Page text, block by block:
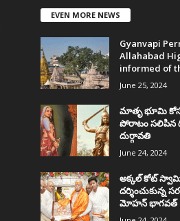
EVEN MORE NEWS
Gyanvapi
Allahabad
informed of
June 25, 2024
మాతృ భూమి
పోరాటం సలిపిన
దుర్గావతి
June 24, 2024
అక్కల్‌ కోట్‌
దర్శించుకున్న
మోహన్ భాగవత్